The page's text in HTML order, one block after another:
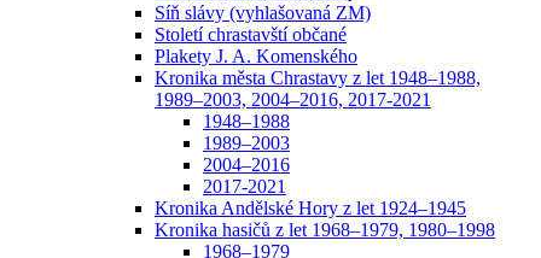
Síň slávy (vyhlašovaná ZM)
Století chrastavští občané
Plakety J. A. Komenského
Kronika města Chrastavy z let 1948–1988,
1989–2003, 2004–2016, 2017-2021
1948–1988
1989–2003
2004–2016
2017-2021
Kronika Andělské Hory z let 1924–1945
Kronika hasičů z let 1968–1979, 1980–1998
1968–1979